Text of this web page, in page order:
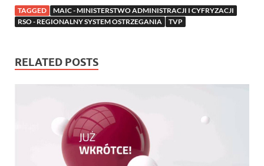
TAGGED
MAIC - MINISTERSTWO ADMINISTRACJI I CYFRYZACJI
RSO - REGIONALNY SYSTEM OSTRZEGANIA
TVP
RELATED POSTS